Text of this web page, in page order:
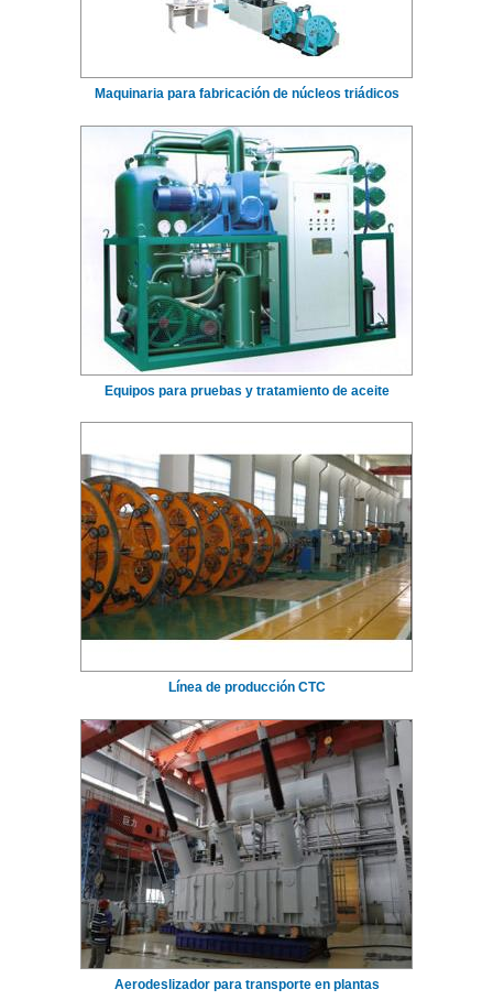
Maquinaria para fabricación de núcleos triádicos
Equipos para pruebas y tratamiento de aceite
Línea de producción CTC
Aerodeslizador para transporte en plantas